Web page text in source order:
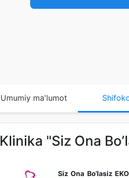
Umumiy ma'lumot
Klinika "Siz Ona
Siz Ona Bo‘lasiz